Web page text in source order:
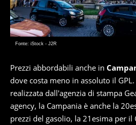
Fonte: iStock - J2R
Prezzi abbordabili anche in
dove costa meno in assoluto il
realizzata dall'agenzia di stampa
agency, la Campania è anche la
prezzi del gasolio, la 21esima per il